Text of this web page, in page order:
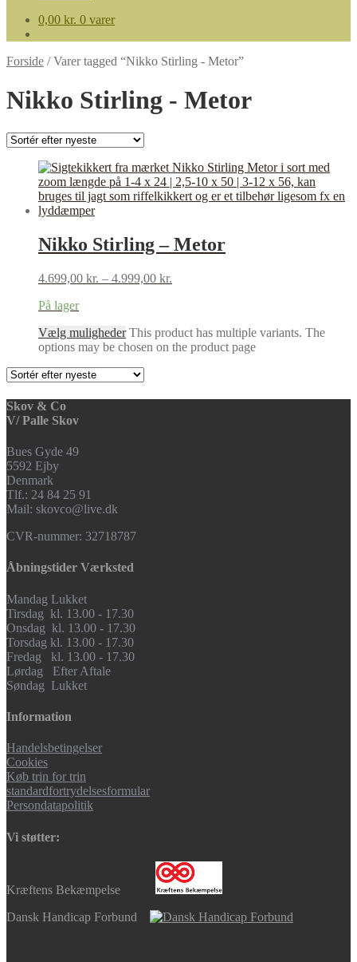
0,00 kr. 0 varer
Forside /Varer tagged “Nikko Stirling - Metor”
Nikko Stirling - Metor
Nikko Stirling – Metor
4.699,00 kr. – 4.999,00 kr.
På lager
Vælg mulighederThis product has multiple variants. The
options may be chosen on the product page
Skov & Co
V/ Palle Skov
Bues Gyde 49
5592 Ejby
Denmark
Tlf.: 24 84 25 91
Mail: skovco@live.dk
CVR-nummer: 32718787
Åbningstider Værksted
Mandag Lukket
Tirsdag kl. 13.00 - 17.30
Onsdag kl. 13.00 - 17.30
Torsdag kl. 13.00 - 17.30
Fredag kl. 13.00 - 17.30
Lørdag Efter Aftale
Søndag Lukket
Information
Handelsbetingelser
Cookies
Køb trin for trin
standardfortrydelsesformular
Persondatapolitik
Vi støtter:
Kræftens Bekæmpelse
Dansk Handicap Forbund